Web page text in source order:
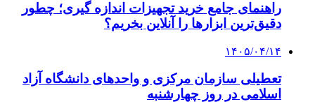
راهنمای جامع خرید تجهیزات اندازه گیری؛ چطور
دقیق‌ترین ابزارها را آنلاین بخریم؟
۱۴۰۵/۰۴/۱۴
تعطیلی سازمان مرکزی و واحدهای دانشگاه آزاد
اسلامی در روز چهارشنبه